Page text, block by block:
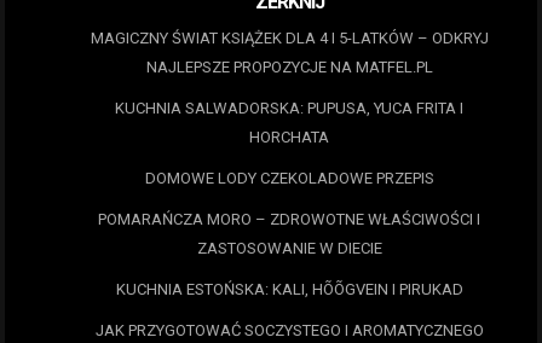
MAGICZNY ŚWIAT KSIĄŻEK DLA 4 I 5-LATKÓW – ODKRYJ
NAJLEPSZE PROPOZYCJE NA MATFEL.PL
KUCHNIA SALWADORSKA: PUPUSA, YUCA FRITA I
HORCHATA
DOMOWE LODY CZEKOLADOWE PRZEPIS
POMARAŃCZA MORO – ZDROWOTNE WŁAŚCIWOŚCI I
ZASTOSOWANIE W DIECIE
KUCHNIA ESTOŃSKA: KALI, HÕÕGVEIN I PIRUKAD
JAK PRZYGOTOWAĆ SOCZYSTEGO I AROMATYCZNEGO